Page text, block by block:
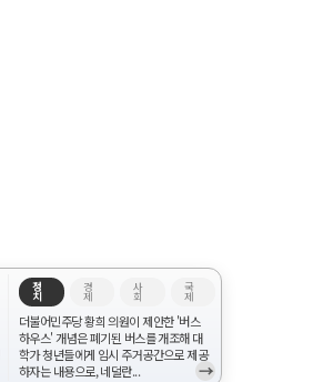
정
치
경
제
사
회
국
제
더불어민주당 황희 의원이 제안한 '버스
하우스' 개념은 폐기된 버스를 개조해 대
학가 청년들에게 임시 주거공간으로 제공
하자는 내용으로, 네덜란...
→